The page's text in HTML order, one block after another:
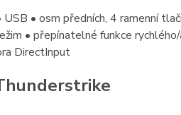
USB • osm předních, 4 ramenní
• přepínatelné funkce
DirectInput